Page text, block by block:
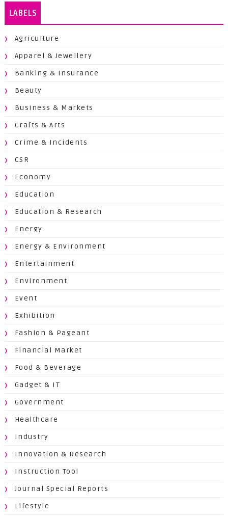
LABELS
Agriculture
Apparel & Jewellery
Banking & Insurance
Beauty
Business & Markets
Crafts & Arts
Crime & Incidents
CSR
Economy
Education
Education & Research
Energy
Energy & Environment
Entertainment
Environment
Event
Exhibition
Fashion & Pageant
Financial Market
Food & Beverage
Gadget & IT
Government
Healthcare
Industry
Innovation & Research
Instruction Tool
Journal Special Reports
Lifestyle